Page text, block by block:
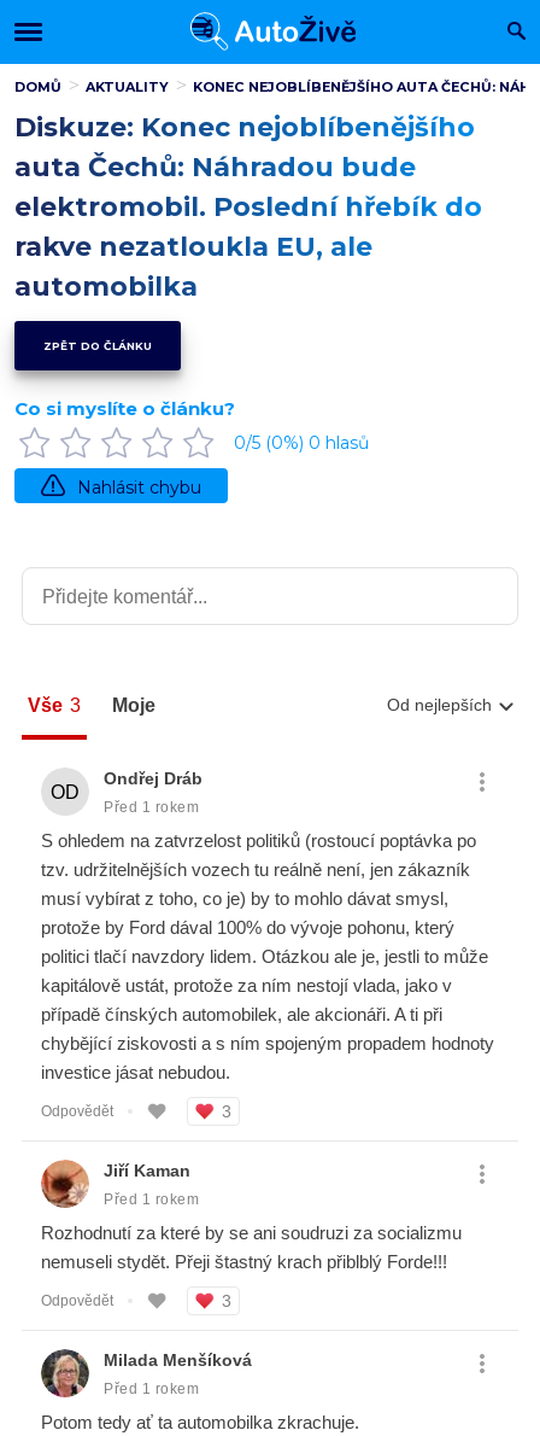
DOMŮ AKTUALITY KONEC NEJOBLÍBENĚJŠÍHO AUTA ČECHŮ:
Diskuze: Konec nejoblíbenějšího
auta Čechů: Náhradou bude
elektromobil. Poslední hřebík do
rakve nezatloukla EU, ale
automobilka
ZPĚT DO ČLÁNKU
Co si myslíte o článku?
0/5 (0%) 0 hlasů
Nahlásit chybu